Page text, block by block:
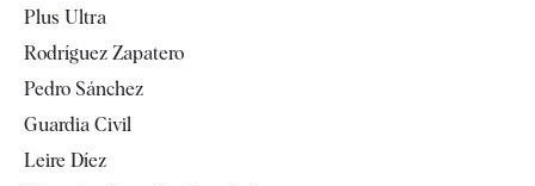
Televisión
Plus Ultra
Rodríguez Zapatero
Pedro Sánchez
Guardia Civil
Leire Díez